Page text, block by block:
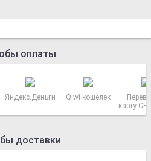
оплаты
Яндекс.Деньги Qiwi кошелек
карту
доставки